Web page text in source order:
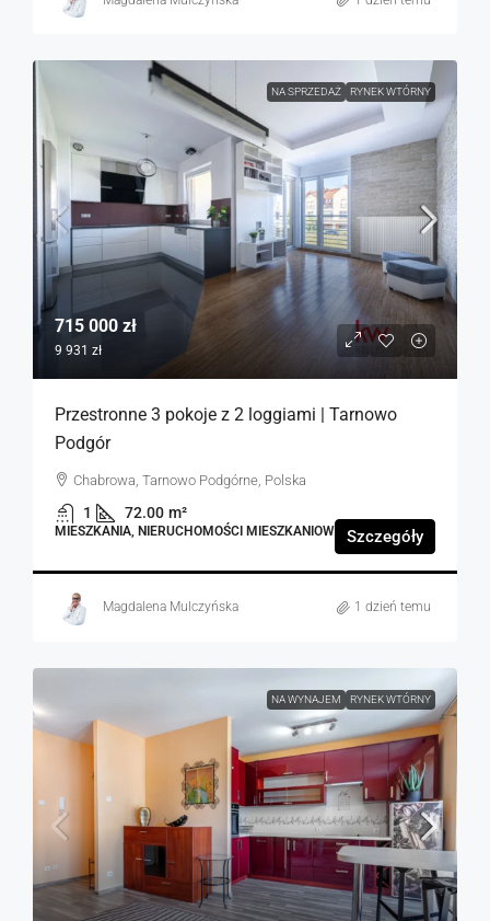
NA SPRZEDAŻ RYNEK WTÓRNY
715 000 zł
9 931 zł
Przestronne 3 pokoje z 2 loggiami | Tarnowo
Podgór
Chabrowa, Tarnowo Podgórne, Polska
1 72.00 m²
MIESZKANIA, NIERUCHOMOŚCI MIESZKANIOWE Szczegóły
Magdalena Mulczyńska 1 dzień temu
NA WYNAJEM RYNEK WTÓRNY